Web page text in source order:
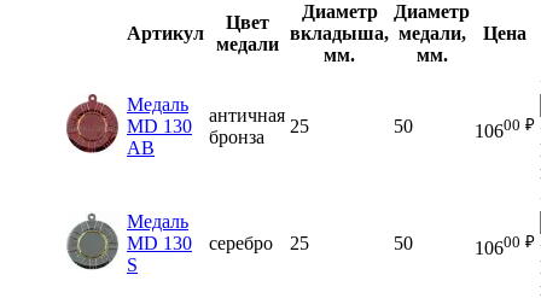
Артикул
Цвет
медали
Диаметр
вкладыша,
мм.
Диаметр
медали,
мм.
Цена
Медаль
MD 130
AB
античная
бронза
25 50 10600 ₽
Медаль
MD 130
S
серебро 25 50 10600 ₽